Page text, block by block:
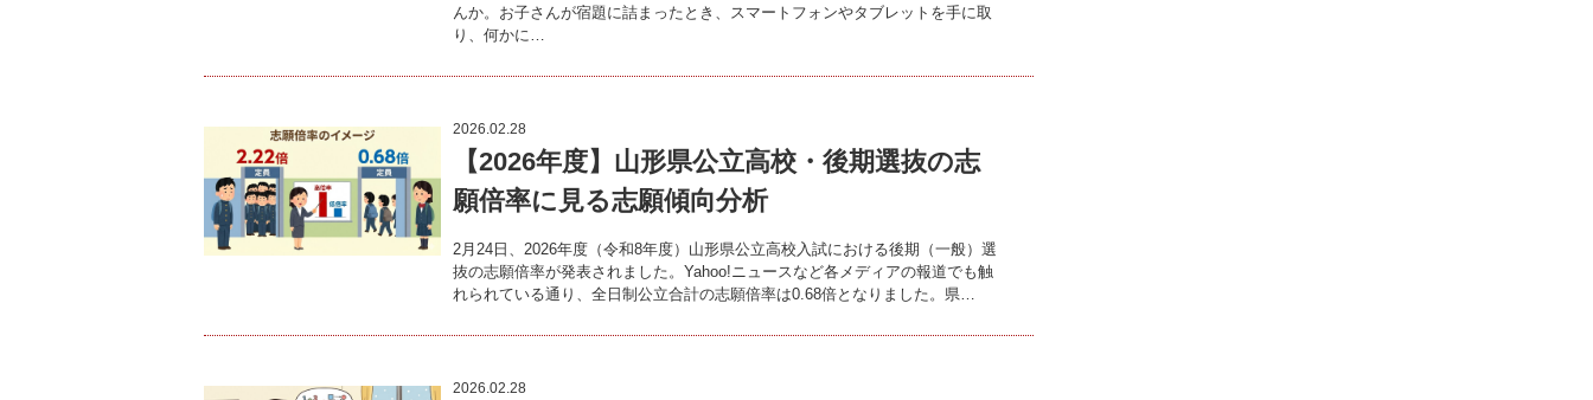
んか。お子さんが宿題に詰まったとき、スマートフォンやタブレットを手に取
り、何かに…
2026.02.28
【2026年度】山形県公立高校・後期選抜の志
願倍率に見る志願傾向分析
2月24日、2026年度（令和8年度）山形県公立高校入試における後期（一般）選
抜の志願倍率が発表されました。Yahoo!ニュースなど各メディアの報道でも触
れられている通り、全日制公立合計の志願倍率は0.68倍となりました。県…
2026.02.28